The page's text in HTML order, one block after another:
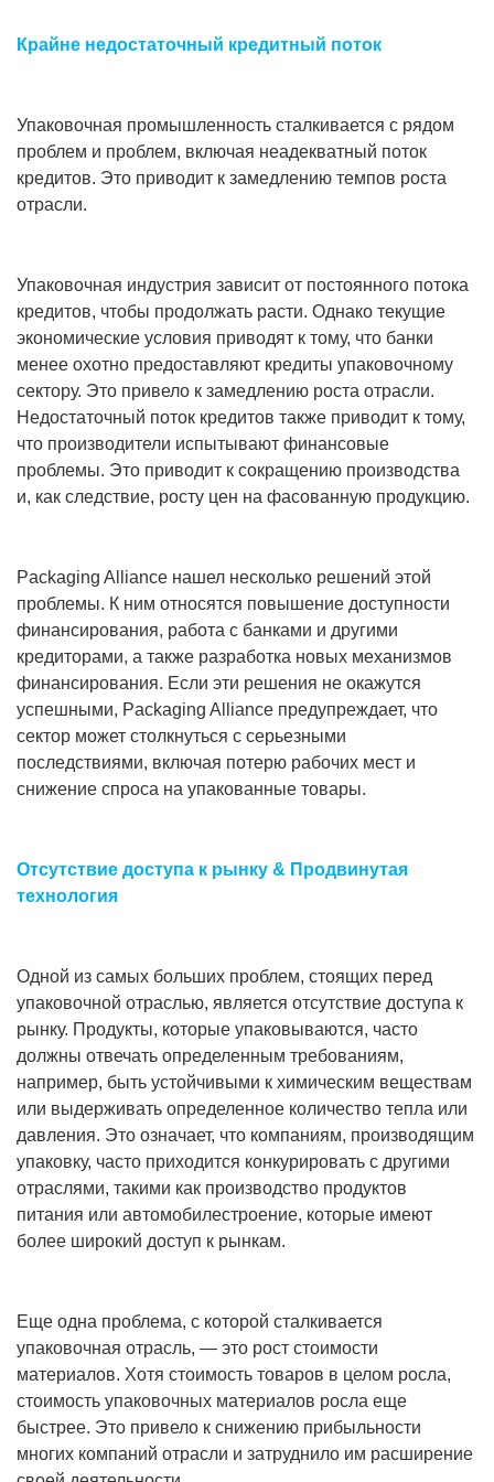
Крайне недостаточный кредитный поток
Упаковочная промышленность сталкивается с рядом
проблем и проблем, включая неадекватный поток
кредитов. Это приводит к замедлению темпов роста
отрасли.
Упаковочная индустрия зависит от постоянного потока
кредитов, чтобы продолжать расти. Однако текущие
экономические условия приводят к тому, что банки
менее охотно предоставляют кредиты упаковочному
сектору. Это привело к замедлению роста отрасли.
Недостаточный поток кредитов также приводит к тому,
что производители испытывают финансовые
проблемы. Это приводит к сокращению производства
и, как следствие, росту цен на фасованную продукцию.
Packaging Alliance нашел несколько решений этой
проблемы. К ним относятся повышение доступности
финансирования, работа с банками и другими
кредиторами, а также разработка новых механизмов
финансирования. Если эти решения не окажутся
успешными, Packaging Alliance предупреждает, что
сектор может столкнуться с серьезными
последствиями, включая потерю рабочих мест и
снижение спроса на упакованные товары.
Отсутствие доступа к рынку & Продвинутая
технология
Одной из самых больших проблем, стоящих перед
упаковочной отраслью, является отсутствие доступа к
рынку. Продукты, которые упаковываются, часто
должны отвечать определенным требованиям,
например, быть устойчивыми к химическим веществам
или выдерживать определенное количество тепла или
давления. Это означает, что компаниям, производящим
упаковку, часто приходится конкурировать с другими
отраслями, такими как производство продуктов
питания или автомобилестроение, которые имеют
более широкий доступ к рынкам.
Еще одна проблема, с которой сталкивается
упаковочная отрасль, — это рост стоимости
материалов. Хотя стоимость товаров в целом росла,
стоимость упаковочных материалов росла еще
быстрее. Это привело к снижению прибыльности
многих компаний отрасли и затруднило им расширение